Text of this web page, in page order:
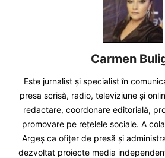
Carmen
Este jurnalist și specialist în
presa scrisă, radio, televiziune și
redactare, coordonare editorială,
promovare pe rețelele sociale. A
Argeș ca ofițer de presă și
dezvoltat proiecte media